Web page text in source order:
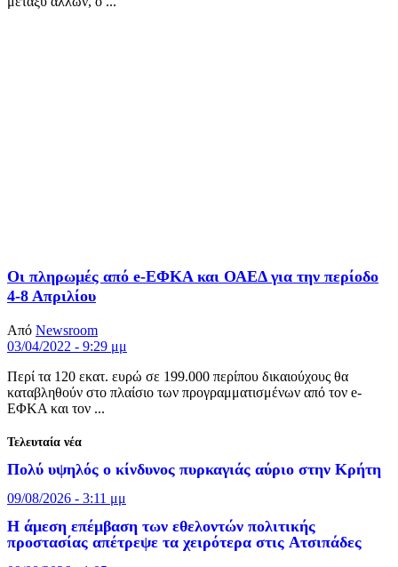
Οι πληρωμές από e-ΕΦΚΑ και ΟΑΕΔ για την περίοδο
4-8 Απριλίου
Από Newsroom
03/04/2022 - 9:29 μμ
Περί τα 120 εκατ. ευρώ σε 199.000 περίπου δικαιούχους θα
καταβληθούν στο πλαίσιο των προγραμματισμένων από τον e-
ΕΦΚΑ και τον ...
Τελευταία νέα
Πολύ υψηλός ο κίνδυνος πυρκαγιάς αύριο στην Κρήτη
09/08/2026 - 3:11 μμ
Η άμεση επέμβαση των εθελοντών πολιτικής
προστασίας απέτρεψε τα χειρότερα στις Aτσιπάδες